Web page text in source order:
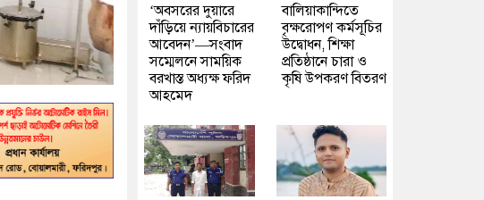
‘অবসরের দুয়ারে
দাঁড়িয়ে ন্যায়বিচারের
আবেদন’—সংবাদ
সম্মেলনে সাময়িক
বরখাস্ত অধ্যক্ষ ফরিদ
আহমেদ
বালিয়াকান্দিতে
বৃক্ষরোপণ কর্মসূচির
উদ্বোধন, শিক্ষা
প্রতিষ্ঠানে চারা ও
কৃষি উপকরণ বিতরণ